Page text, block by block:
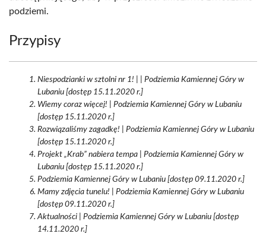
podziemi.
Przypisy
Niespodzianki w sztolni nr 1! | | Podziemia Kamiennej Góry w
Lubaniu [dostęp 15.11.2020 r.]
Wiemy coraz więcej! | Podziemia Kamiennej Góry w Lubaniu
[dostęp 15.11.2020 r.]
Rozwiązaliśmy zagadkę! | Podziemia Kamiennej Góry w Lubaniu
[dostęp 15.11.2020 r.]
Projekt „Krab” nabiera tempa | Podziemia Kamiennej Góry w
Lubaniu [dostęp 15.11.2020 r.]
Podziemia Kamiennej Góry w Lubaniu [dostęp 09.11.2020 r.]
Mamy zdjęcia tunelu! | Podziemia Kamiennej Góry w Lubaniu
[dostęp 09.11.2020 r.]
Aktualności | Podziemia Kamiennej Góry w Lubaniu [dostęp
14.11.2020 r.]